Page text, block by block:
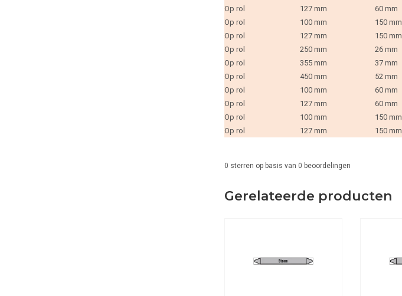
Op rol
127 mm 60 mm
Op rol
100 mm 150 mm
Op rol
127 mm 150 mm
Op rol
250 mm 26 mm
Op rol
355 mm 37 mm
Op rol
450 mm 52 mm
Op rol
100 mm 60 mm
Op rol
127 mm 60 mm
Op rol
100 mm 150 mm
Op rol
127 mm 150 mm
0 sterren op basis van 0 beoordelingen
Gerelateerde producten